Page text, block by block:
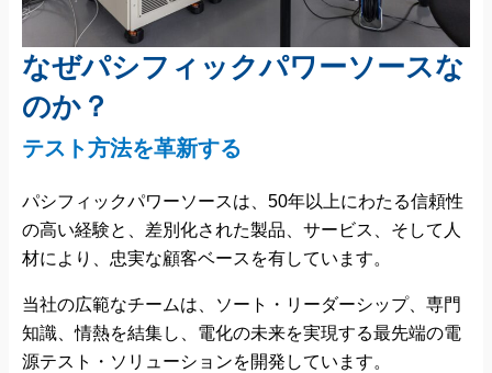
なぜパシフィックパワーソースな
のか？
テスト方法を革新する
パシフィックパワーソースは、50年以上にわたる信頼性
の高い経験と、差別化された製品、サービス、そして人
材により、忠実な顧客ベースを有しています。
当社の広範なチームは、ソート・リーダーシップ、専門
知識、情熱を結集し、電化の未来を実現する最先端の電
源テスト・ソリューションを開発しています。